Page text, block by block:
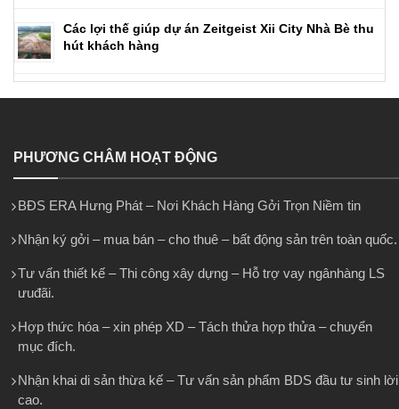
Các lợi thế giúp dự án Zeitgeist Xii City Nhà Bè thu
hút khách hàng
PHƯƠNG CHÂM HOẠT ĐỘNG
BĐS ERA Hưng Phát – Nơi Khách Hàng Gởi Trọn Niềm tin
Nhận ký gởi – mua bán – cho thuê – bất động sản trên toàn quốc.
Tư vấn thiết kế – Thi công xây dựng – Hỗ trợ vay ngânhàng LS
ưuđãi.
Hợp thức hóa – xin phép XD – Tách thửa hợp thửa – chuyển
mục đích.
Nhận khai di sản thừa kế – Tư vấn sản phẩm BDS đầu tư sinh lời
cao.